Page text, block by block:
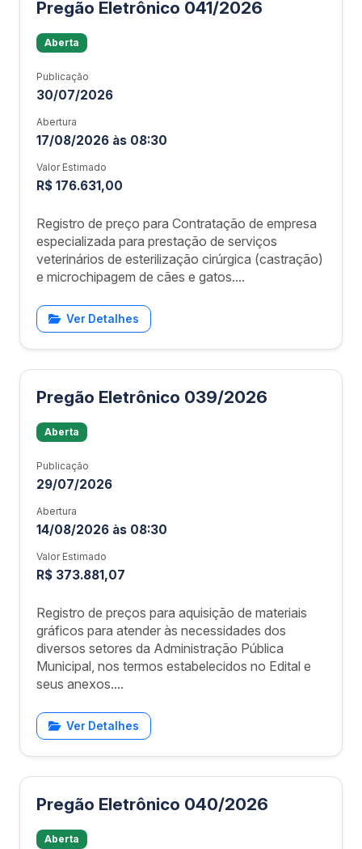
Pregão Eletrônico 041/2026
Aberta
Publicação
30/07/2026
Abertura
17/08/2026 às 08:30
Valor Estimado
R$ 176.631,00
Registro de preço para Contratação de empresa
especializada para prestação de serviços
veterinários de esterilização cirúrgica (castração)
e microchipagem de cães e gatos....
Ver Detalhes
Pregão Eletrônico 039/2026
Aberta
Publicação
29/07/2026
Abertura
14/08/2026 às 08:30
Valor Estimado
R$ 373.881,07
Registro de preços para aquisição de materiais
gráficos para atender às necessidades dos
diversos setores da Administração Pública
Municipal, nos termos estabelecidos no Edital e
seus anexos....
Ver Detalhes
Pregão Eletrônico 040/2026
Aberta